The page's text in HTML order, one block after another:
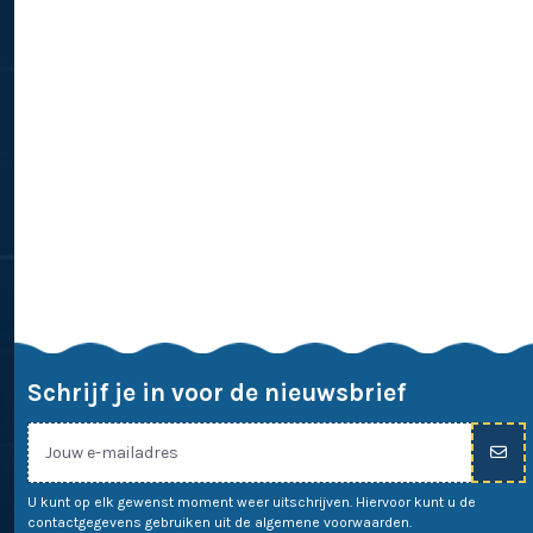
Schrijf je in voor de nieuwsbrief
U kunt op elk gewenst moment weer uitschrijven. Hiervoor kunt u de
contactgegevens gebruiken uit de algemene voorwaarden.